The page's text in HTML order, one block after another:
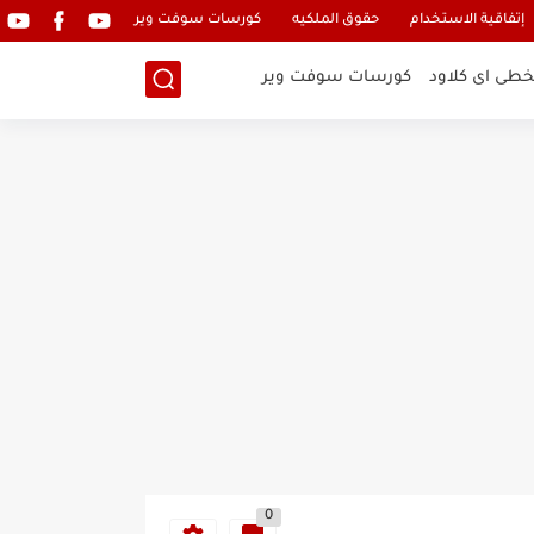
إتفاقية الاستخدام حقوق الملكيه كورسات سوفت وير
اى كلاود كورسات سوفت وير
0